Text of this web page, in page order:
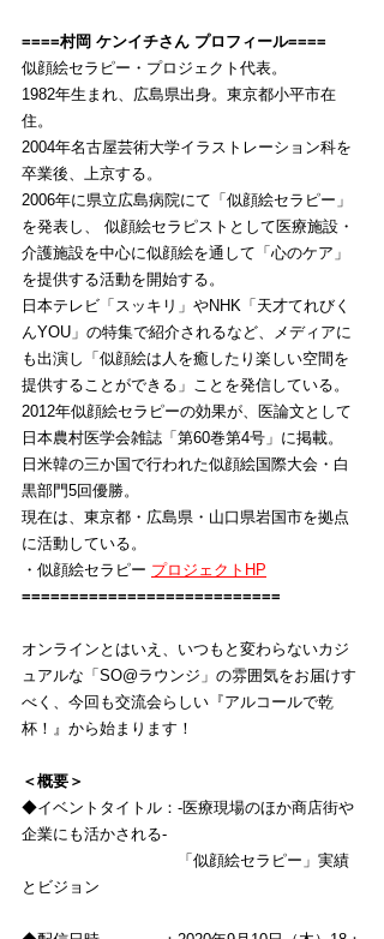
====村岡 ケンイチさん プロフィール====
似顔絵セラピー・プロジェクト代表。
1982年生まれ、広島県出身。東京都小平市在
住。
2004年名古屋芸術大学イラストレーション科を
卒業後、上京する。
2006年に県立広島病院にて「似顔絵セラピー」
を発表し、 似顔絵セラピストとして医療施設・
介護施設を中心に似顔絵を通して「心のケア」
を提供する活動を開始する。
日本テレビ「スッキリ」やNHK「天才てれびく
んYOU」の特集で紹介されるなど、メディアに
も出演し「似顔絵は人を癒したり楽しい空間を
提供することができる」ことを発信している。
2012年似顔絵セラピーの効果が、医論文として
日本農村医学会雑誌「第60巻第4号」に掲載。
日米韓の三か国で行われた似顔絵国際大会・白
黒部門5回優勝。
現在は、東京都・広島県・山口県岩国市を拠点
に活動している。
・似顔絵セラピー プロジェクトHP
===========================
オンラインとはいえ、いつもと変わらないカジ
ュアルな「SO@ラウンジ」の雰囲気をお届けす
べく、今回も交流会らしい『アルコールで乾
杯！』から始まります！
＜概要＞
◆イベントタイトル： -医療現場のほか商店街や
企業にも活かされる-
「似顔絵セラピー」実績
とビジョン